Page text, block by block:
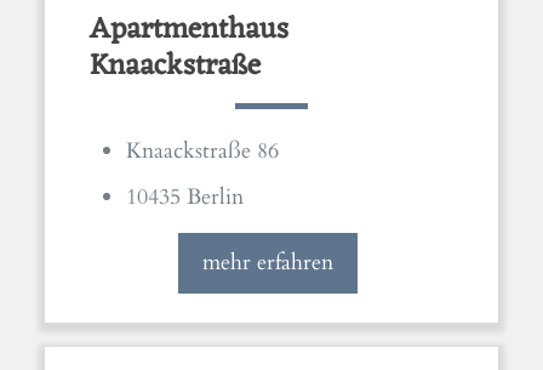
Apartmenthaus
Knaackstraße
Knaackstraße 86
10435 Berlin
mehr erfahren